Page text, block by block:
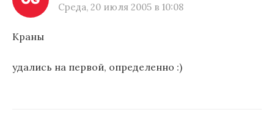
Среда, 20 июля 2005 в 10:08
Краны
удались на первой, определенно :)